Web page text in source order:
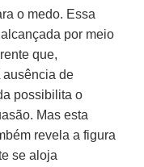
o medo. Essa
por meio
que,
ausência de
possibilita o
Mas esta
revela a figura
se aloja